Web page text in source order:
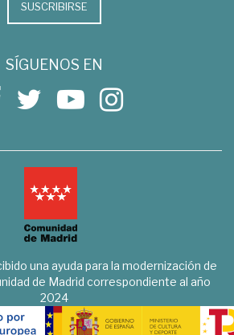
SUSCRIBIRSE
SÍGUENOS EN
una ayuda para la modernización de
de Madrid correspondiente al año
2024